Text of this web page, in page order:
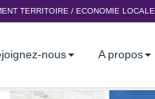
TERRITOIRE / ECONOMIE LOCALE
nous A propos